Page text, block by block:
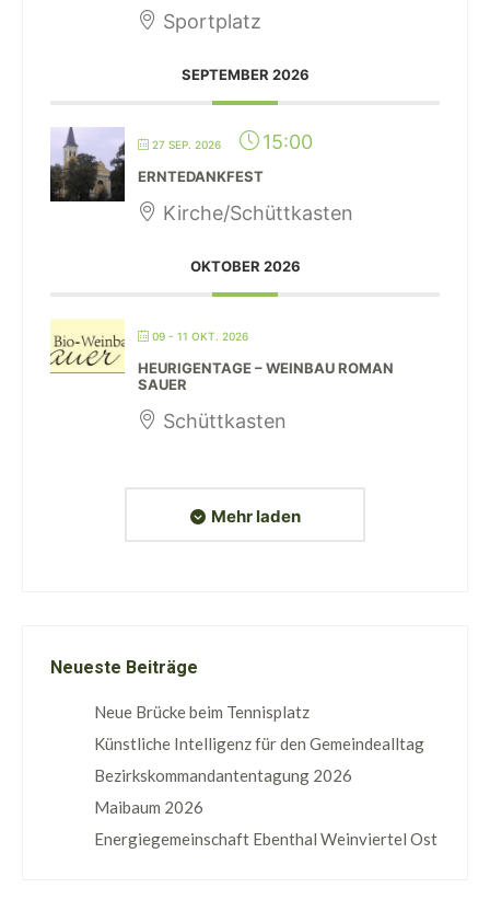
Sportplatz
SEPTEMBER 2026
27 SEP. 2026 15:00
ERNTEDANKFEST
Kirche/Schüttkasten
OKTOBER 2026
09 - 11 OKT. 2026
HEURIGENTAGE – WEINBAU ROMAN
SAUER
Schüttkasten
Mehr laden
Neueste Beiträge
Neue Brücke beim Tennisplatz
Künstliche Intelligenz für den Gemeindealltag
Bezirkskommandantentagung 2026
Maibaum 2026
Energiegemeinschaft Ebenthal Weinviertel Ost